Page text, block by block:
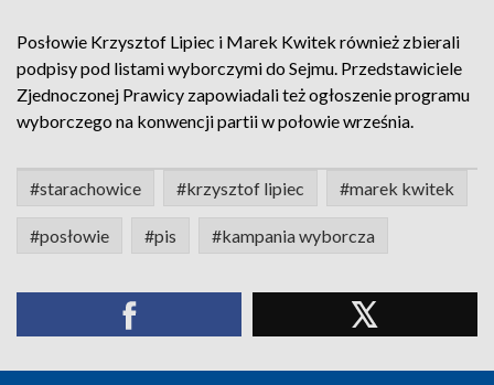
Posłowie Krzysztof Lipiec i Marek Kwitek również zbierali
podpisy pod listami wyborczymi do Sejmu. Przedstawiciele
Zjednoczonej Prawicy zapowiadali też ogłoszenie programu
wyborczego na konwencji partii w połowie września.
#starachowice #krzysztof lipiec #marek kwitek
#posłowie #pis #kampania wyborcza